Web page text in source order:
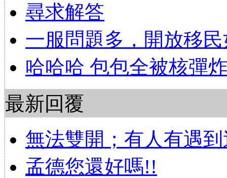
尋求解答
一服問題多，開放移民
哈哈哈 包包全被核彈
最新回覆
無法雙開；有人有遇
孟德您還好嗎!!